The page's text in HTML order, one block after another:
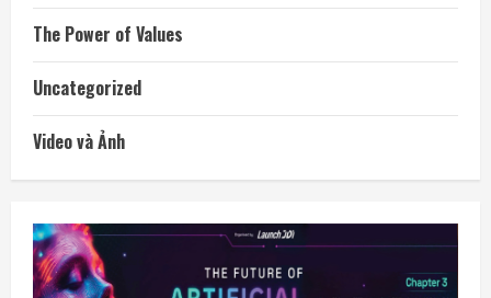
The Power of Values
Uncategorized
Video và Ảnh